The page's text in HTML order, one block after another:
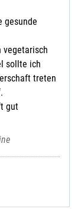
gesunde
vegetarisch
sollte ich
treten
gut